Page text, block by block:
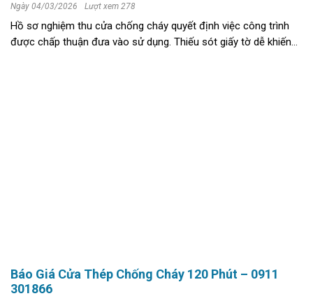
Ngày 04/03/2026 Lượt xem 278
Hồ sơ nghiệm thu cửa chống cháy quyết định việc công trình
được chấp thuận đưa vào sử dụng. Thiếu sót giấy tờ dễ khiến
Báo Giá Cửa Thép Chống Cháy 120 Phút – 0911
301866